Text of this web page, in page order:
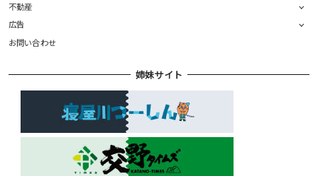
不動産
広告
お問い合わせ
姉妹サイト